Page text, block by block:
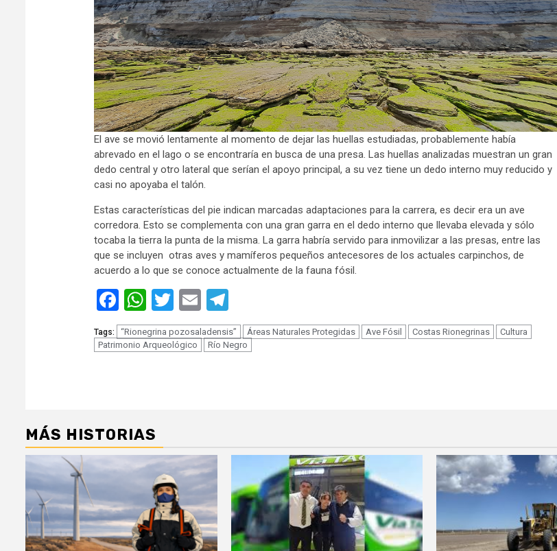
El ave se movió lentamente al momento de dejar las huellas estudiadas, probablemente había
abrevado en el lago o se encontraría en busca de una presa. Las huellas analizadas muestran un gran
dedo central y otro lateral que serían el apoyo principal, a su vez tiene un dedo interno muy reducido y
casi no apoyaba el talón.
Estas características del pie indican marcadas adaptaciones para la carrera, es decir era un ave
corredora. Esto se complementa con una gran garra en el dedo interno que llevaba elevada y sólo
tocaba la tierra la punta de la misma. La garra habría servido para inmovilizar a las presas, entre las
que se incluyen otras aves y mamíferos pequeños antecesores de los actuales carpinchos, de
acuerdo a lo que se conoce actualmente de la fauna fósil.
Facebook
WhatsApp
Twitter
Email
Tags: “Rionegrina pozosaladensis” Áreas Naturales Protegidas Ave Fósil Costas Rionegrinas
Cultura
Patrimonio Arqueológico
Río Negro
MÁS HISTORIAS